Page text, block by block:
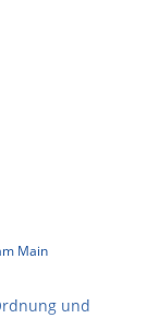
Main
und